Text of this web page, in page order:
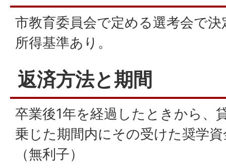
市教育委員会で定める選考会で
所得基準あり。
返済方法と期間
卒業後1年を経過したときから、
乗じた期間内にその受けた奨学
（無利子）